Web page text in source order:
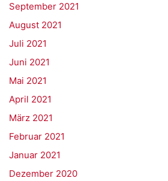
September 2021
August 2021
Juli 2021
Juni 2021
Mai 2021
April 2021
März 2021
Februar 2021
Januar 2021
Dezember 2020